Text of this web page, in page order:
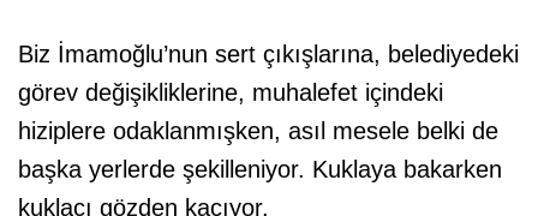
Biz İmamoğlu’nun sert çıkışlarına, belediyedeki
görev değişikliklerine, muhalefet içindeki
hiziplere odaklanmışken, asıl mesele belki de
başka yerlerde şekilleniyor. Kuklaya bakarken
kuklacı gözden kaçıyor.